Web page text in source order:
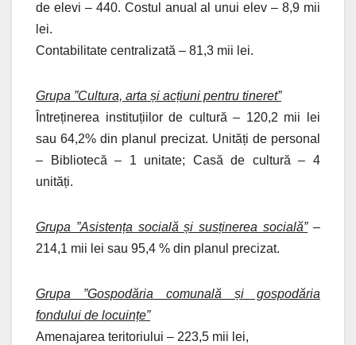
de elevi – 440. Costul anual al unui elev – 8,9 mii
lei.
Contabilitate centralizată – 81,3 mii lei.
Grupa ”Cultura, arta și acțiuni pentru tineret”
Întreținerea instituțiilor de cultură – 120,2 mii lei
sau 64,2% din planul precizat. Unități de personal
– Bibliotecă – 1 unitate; Casă de cultură – 4
unități.
Grupa ”Asistența socială și susținerea socială”–
214,1 mii lei sau 95,4 % din planul precizat.
Grupa ”Gospodăria comunală și gospodăria
fondului de locuințe”
Amenajarea teritoriului – 223,5 mii lei,